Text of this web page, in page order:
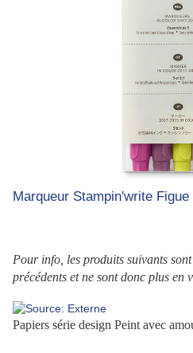
Marqueur Stampin'write
Pour info, les produits suivants
précédents et ne sont donc plus en
Papiers série design Peint avec